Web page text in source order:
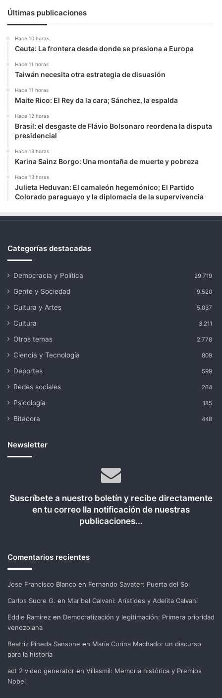
Últimas publicaciones
Hace 10 horas
Ceuta: La frontera desde donde se presiona a Europa
Hace 11 horas
Taiwán necesita otra estrategia de disuasión
Hace 11 horas
Maite Rico: El Rey da la cara; Sánchez, la espalda
Hace 12 horas
Brasil: el desgaste de Flávio Bolsonaro reordena la disputa
presidencial
Hace 13 horas
Karina Sainz Borgo: Una montaña de muerte y pobreza
Hace 13 horas
Julieta Heduvan: El camaleón hegemónico; El Partido
Colorado paraguayo y la diplomacia de la supervivencia
Categorías destacadas
Democracia y Política 29.719
Gente y Sociedad 9.520
Cultura y Artes 5.037
Cultura 3.211
Otros temas 2.778
Ciencia y Tecnología 809
Deportes 599
Redes sociales 264
Psicología 185
Bitácora 448
Newsletter
Suscríbete a nuestro boletín y recibe directamente
en tu correo lla notificación de nuestras
publicaciones...
Comentarios recientes
Jose Francisco Blanco en Fernando Savater: Puerta del Sol
Carlos Sucre G. en Maribel Calvani: Arístides y Adelita Calvani
Eddie Ramirez en Democratización y legitimación: Primera prioridad
venezolana
Beatriz Pineda Sansone en María Corina Machado: un discurso
para la historia
act 2 video generator en Villasmil: Memoria histórica y Premios
Nobel